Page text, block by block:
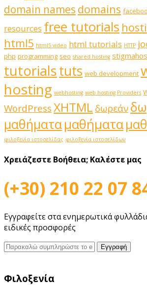
domain names domains
resources free tutorials
html5 html5 video html tutorials HTTP
php programming seo shared hosting
tutorialstuts web development
hosting webhosting web hosting Providers
WordPressXHTML δωρεάν
μαθήματαμαθήματα
φιλοξενία ιστοσελίδας φιλοξενία ιστοσελίδων
Χρειάζεστε Βοήθεια; Καλέστε μας
(+30) 210 22 07
Εγγραφείτε στα ενημερωτικά
ειδικές προσφορές
Φιλοξενία